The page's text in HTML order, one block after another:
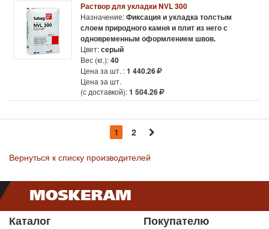
Раствор для укладки NVL 300
Назначение:Фиксация и укладка толстым
слоем природного камня и плит из него с
одновременным оформлением швов.
Цвет:серый
Вес (кг.):40
Цена за шт. :1 440.26
Цена за шт.
(с доставкой):1 504.26
1 2
Вернуться к списку производителей
Каталог Покупателю